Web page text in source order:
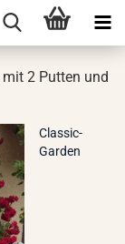
mit 2 Put­ten und
Classic-
Garden